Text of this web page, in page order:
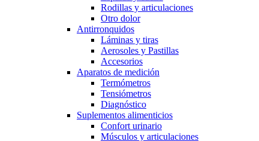
Rodillas y articulaciones
Otro dolor
Antirronquidos
Láminas y tiras
Aerosoles y Pastillas
Accesorios
Aparatos de medición
Termómetros
Tensiómetros
Diagnóstico
Suplementos alimenticios
Confort urinario
Músculos y articulaciones